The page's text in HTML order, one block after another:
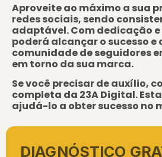
Aproveite ao máximo a sua
redes sociais, sendo
adaptável. Com dedicação
poderá alcançar o sucesso
comunidade de seguidores
em torno da sua marca.
Se você precisar de auxílio,
completa da 23A Digital.
ajudá-lo a obter sucesso no
DIAGNÓSTICO